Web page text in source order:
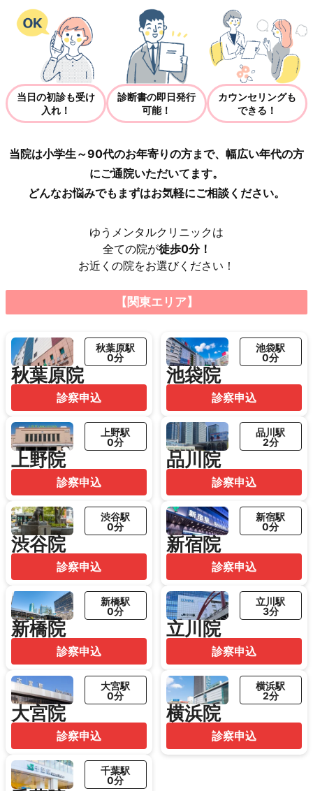
当日の初診も受け
入れ！
診断書の即日発行
可能！
カウンセリングも
できる！
当院は小学生～90代のお年寄りの方まで、幅広い年代の方
にご通院いただいてます。
どんなお悩みでもまずはお気軽にご相談ください。
ゆうメンタルクリニックは
全ての院が徒歩0分！
お近くの院をお選びください！
【関東エリア】
秋葉原院
秋葉原駅
0分
診察申込
池袋院
池袋駅
0分
診察申込
上野院
上野駅
0分
診察申込
品川院
品川駅
2分
診察申込
渋谷院
渋谷駅
0分
診察申込
新宿院
新宿駅
0分
診察申込
新橋院
新橋駅
0分
診察申込
立川院
立川駅
3分
診察申込
大宮院
大宮駅
0分
診察申込
横浜院
横浜駅
2分
診察申込
千葉駅
0分